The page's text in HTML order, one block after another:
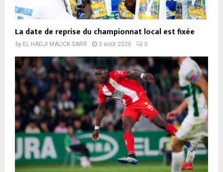
La date de reprise du championnat local est fixée
by EL HADJI MALICK SARR 3 août 2026 0